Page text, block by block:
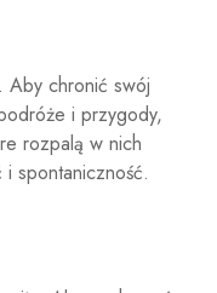
Aby chronić swój
i przygody,
rozpalą w nich
spontaniczność.